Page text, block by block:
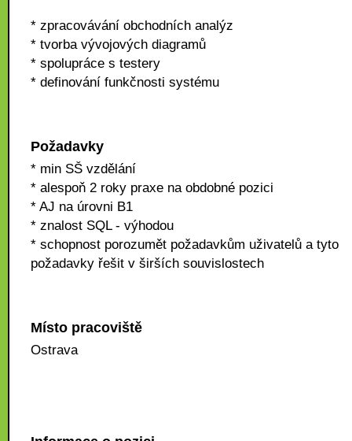
* zpracovávání obchodních analýz
* tvorba vývojových diagramů
* spolupráce s testery
* definování funkčnosti systému
Požadavky
* min SŠ vzdělání
* alespoň 2 roky praxe na obdobné pozici
* AJ na úrovni B1
* znalost SQL - výhodou
* schopnost porozumět požadavkům uživatelů a tyto
požadavky řešit v širších souvislostech
Místo pracoviště
Ostrava